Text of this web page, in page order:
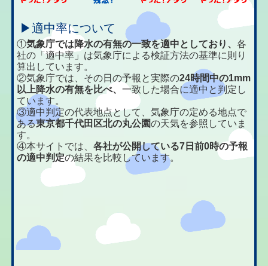
▶適中率について
①気象庁では降水の有無の一致を適中としており、各
社の「適中率」は気象庁による検証方法の基準に則り
算出しています。
②気象庁では、その日の予報と実際の24時間中の1mm
以上降水の有無を比べ、一致した場合に適中と判定し
ています。
③適中判定の代表地点として、気象庁の定める地点で
ある東京都千代田区北の丸公園の天気を参照していま
す。
④本サイトでは、各社が公開している7日前0時の予報
の適中判定の結果を比較しています。